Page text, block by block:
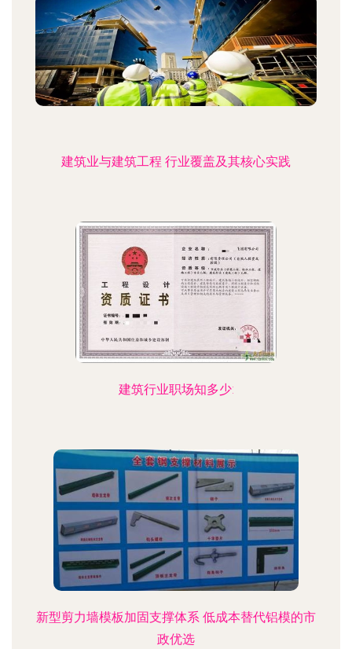
建筑业与建筑工程 行业覆盖及其核心实践
建筑行业职场知多少:
新型剪力墙模板加固支撑体系 低成本替代铝模的市
政优选